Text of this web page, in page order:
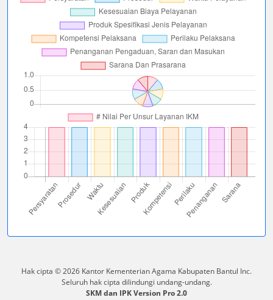
Hak cipta © 2026 Kantor Kementerian Agama Kabupaten Bantul Inc.
Seluruh hak cipta dilindungi undang-undang.
SKM dan IPK Version Pro 2.0